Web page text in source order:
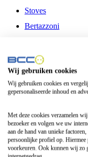
Stoves
Bertazzoni
Fitelli
Airfryer
Frituurpan
Contactgrill
Broodbakmachine
Broodrooster
Wij gebruiken cookies
Wij gebruiken cookies en
gepersonaliseerde inhoud en
Met deze cookies verzamelen
bezoeker en volgen we uw
aan de hand van unieke
persoonlijke profiel op. Hiermee
voorkeuren. Ook kunnen wij zo